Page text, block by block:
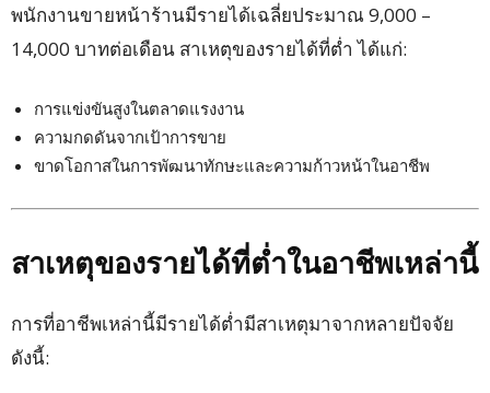
พนักงานขายหน้าร้านมีรายได้เฉลี่ยประมาณ 9,000 –
14,000 บาทต่อเดือน สาเหตุของรายได้ที่ต่ำ ได้แก่:
การแข่งขันสูงในตลาดแรงงาน
ความกดดันจากเป้าการขาย
ขาดโอกาสในการพัฒนาทักษะและความก้าวหน้าในอาชีพ
สาเหตุของรายได้ที่ต่ำในอาชีพเหล่านี้
การที่อาชีพเหล่านี้มีรายได้ต่ำมีสาเหตุมาจากหลายปัจจัย
ดังนี้: